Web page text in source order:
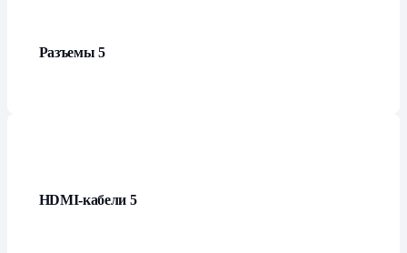
Разъемы 5
HDMI-кабели 5